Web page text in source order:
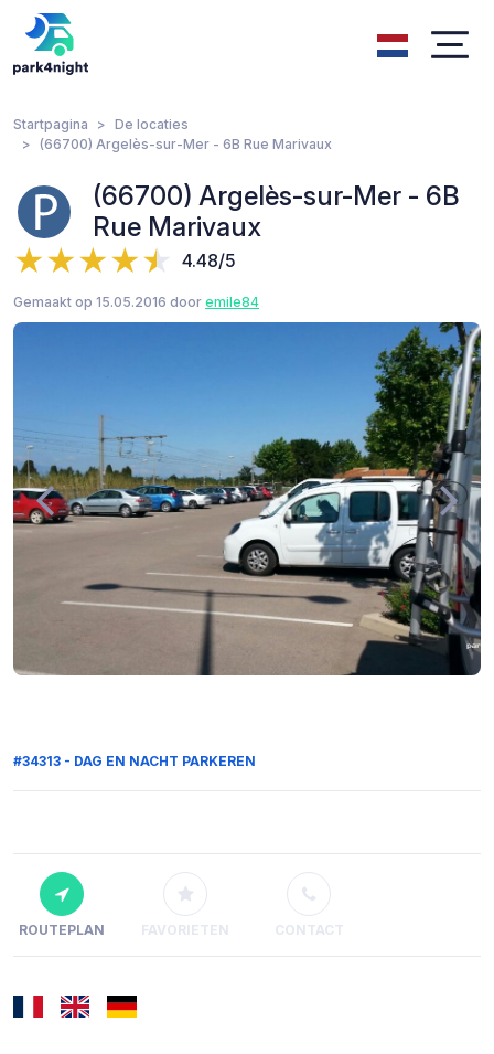
Startpagina
De locaties
(66700) Argelès-sur-Mer - 6B Rue Marivaux
(66700) Argelès-sur-Mer - 6B
Rue Marivaux
4.48/5
Gemaakt op 15.05.2016 door emile84
#34313 - DAG EN NACHT PARKEREN
ROUTEPLAN FAVORIETEN CONTACT